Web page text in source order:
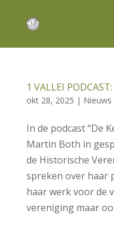
1 VALLEI
okt 28, 2025 | Nieuws
In de podcast “De
Martin Both in
de Historische
spreken over haar
haar werk voor de
vereniging maar